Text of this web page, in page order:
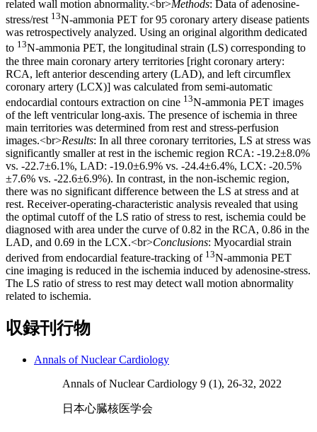
related wall motion abnormality.<br>Methods: Data of adenosine-
stress/rest 13N-ammonia PET for 95 coronary artery disease patients
was retrospectively analyzed. Using an original algorithm dedicated
to 13N-ammonia PET, the longitudinal strain (LS) corresponding to
the three main coronary artery territories [right coronary artery:
RCA, left anterior descending artery (LAD), and left circumflex
coronary artery (LCX)] was calculated from semi-automatic
endocardial contours extraction on cine 13N-ammonia PET images
of the left ventricular long-axis. The presence of ischemia in three
main territories was determined from rest and stress-perfusion
images.<br>Results: In all three coronary territories, LS at stress was
significantly smaller at rest in the ischemic region RCA: -19.2±8.0%
vs. -22.7±6.1%, LAD: -19.0±6.9% vs. -24.4±6.4%, LCX: -20.5%
±7.6% vs. -22.6±6.9%). In contrast, in the non-ischemic region,
there was no significant difference between the LS at stress and at
rest. Receiver-operating-characteristic analysis revealed that using
the optimal cutoff of the LS ratio of stress to rest, ischemia could be
diagnosed with area under the curve of 0.82 in the RCA, 0.86 in the
LAD, and 0.69 in the LCX.<br>Conclusions: Myocardial strain
derived from endocardial feature-tracking of 13N-ammonia PET
cine imaging is reduced in the ischemia induced by adenosine-stress.
The LS ratio of stress to rest may detect wall motion abnormality
related to ischemia.
収録刊行物
Annals of Nuclear Cardiology
Annals of Nuclear Cardiology 9 (1), 26-32, 2022
日本心臓核医学会